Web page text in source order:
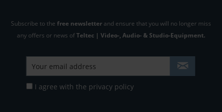
Subscribe to the free newsletter and ensure that you will no longer miss
any offers or news ofTeltec | Video-, Audio- & Studio-Equipment.
I agree with the privacy policy